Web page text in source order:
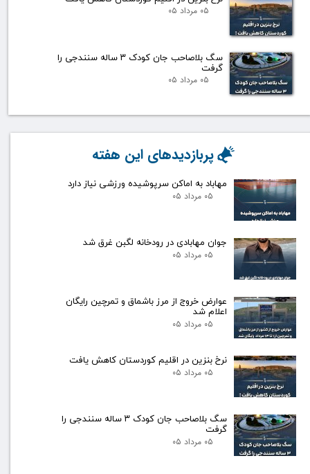
۰۵ مرداد ۰۵
سگ بلاصاحب جان کودک ۳ ساله سنندجی را
گرفت
۰۵ مرداد ۰۵
مهاباد به اماکن سرپوشیده ورزشی نیاز دارد
۰۵ مرداد ۰۵
جوان مهابادی در رودخانه لگبن غرق شد
۰۵ مرداد ۰۵
عوارض خروج از مرز باشماق و تمرچین رایگان
اعلام شد
۰۵ مرداد ۰۵
نرخ بنزین در اقلیم کوردستان کاهش یافت
۰۵ مرداد ۰۵
سگ بلاصاحب جان کودک ۳ ساله سنندجی را
گرفت
۰۵ مرداد ۰۵
پربازدیدهای این هفته